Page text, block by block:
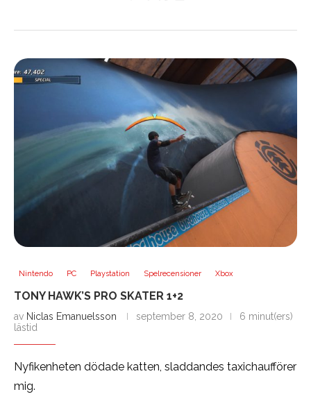
Nintendo PC Playstation Spelrecensioner Xbox
TONY HAWK’S PRO SKATER 1+2
av Niclas Emanuelsson september 8, 2020
6 minut(ers)
lästid
Nyfikenheten dödade katten, sladdandes taxichaufförer
mig.